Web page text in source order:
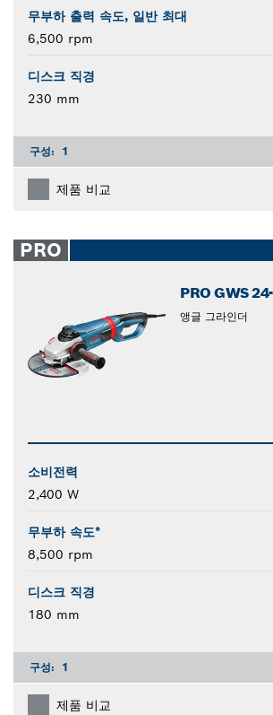
무부하 출력 속도, 일반 최대
6,500 rpm
디스크 직경
230 mm
구성: 1
제품 비교
PRO
PRO GWS
앵글 그라인더
소비전력
2,400 W
무부하 속도*
8,500 rpm
디스크 직경
180 mm
구성: 1
제품 비교